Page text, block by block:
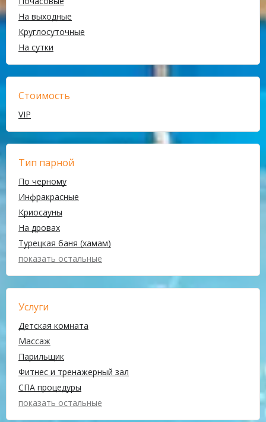
На выходные
Круглосуточные
На сутки
Стоимость
VIP
Тип парной
По черному
Инфракрасные
Криосауны
На дровах
Турецкая баня (хамам)
показать остальные
Услуги
Детская комната
Массаж
Парильщик
Фитнес и тренажерный зал
СПА процедуры
показать остальные